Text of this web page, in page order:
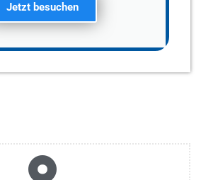
Jetzt besuchen